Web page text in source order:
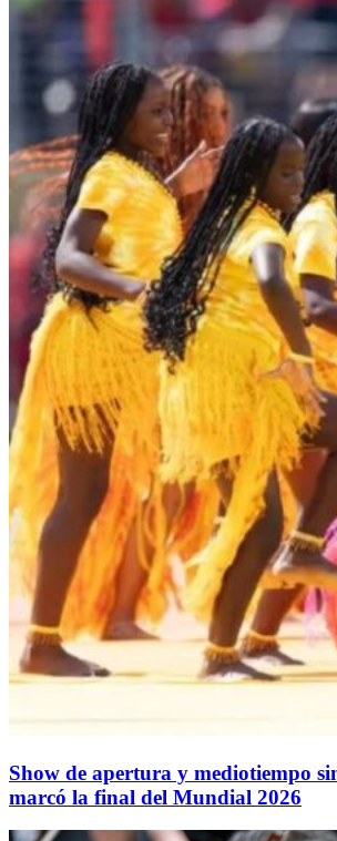
Show de apertura y mediotiempo
marcó la final del Mundial 2026